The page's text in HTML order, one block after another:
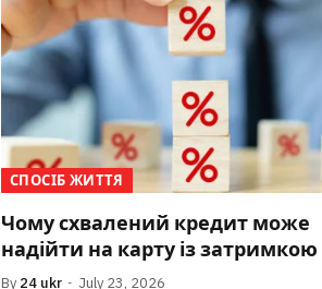
СПОСІБ ЖИТТЯ
Чому схвалений кредит може
надійти на карту із затримкою
By 24 ukr July 23, 2026